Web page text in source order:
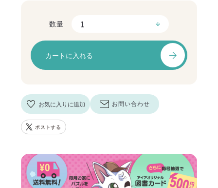
数量
カートに入れる
お気に入りに追加 お問い合わせ
ポストする